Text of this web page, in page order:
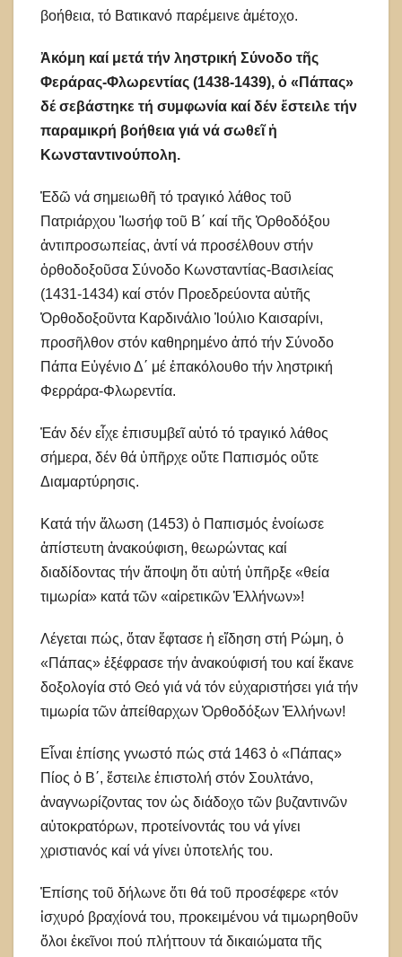
βοήθεια, τό Βατικανό παρέμεινε ἀμέτοχο.
Ἀκόμη καί μετά τήν ληστρική Σύνοδο τῆς
Φεράρας-Φλωρεντίας (1438-1439), ὁ «Πάπας»
δέ σεβάστηκε τή συμφωνία καί δέν ἔστειλε τήν
παραμικρή βοήθεια γιά νά σωθεῖ ἡ
Κωνσταντινούπολη.
Ἐδῶ νά σημειωθῆ τό τραγικό λάθος τοῦ
Πατριάρχου Ἰωσήφ τοῦ Β΄ καί τῆς Ὀρθοδόξου
ἀντιπροσωπείας, ἀντί νά προσέλθουν στήν
ὀρθοδοξοῦσα Σύνοδο Κωνσταντίας-Βασιλείας
(1431-1434) καί στόν Προεδρεύοντα αὐτῆς
Ὀρθοδοξοῦντα Καρδινάλιο Ἰούλιο Καισαρίνι,
προσῆλθον στόν καθηρημένο ἀπό τήν Σύνοδο
Πάπα Εὐγένιο Δ΄ μέ ἐπακόλουθο τήν ληστρική
Φερράρα-Φλωρεντία.
Ἐάν δέν εἶχε ἐπισυμβεῖ αὐτό τό τραγικό λάθος
σήμερα, δέν θά ὑπῆρχε οὔτε Παπισμός οὔτε
Διαμαρτύρησις.
Κατά τήν ἅλωση (1453) ὁ Παπισμός ἐνοίωσε
ἀπίστευτη ἀνακούφιση, θεωρώντας καί
διαδίδοντας τήν ἄποψη ὅτι αὐτή ὑπῆρξε «θεία
τιμωρία» κατά τῶν «αἱρετικῶν Ἑλλήνων»!
Λέγεται πώς, ὅταν ἔφτασε ἡ εἴδηση στή Ρώμη, ὁ
«Πάπας» ἐξέφρασε τήν ἀνακούφισή του καί ἔκανε
δοξολογία στό Θεό γιά νά τόν εὐχαριστήσει γιά τήν
τιμωρία τῶν ἀπείθαρχων Ὀρθοδόξων Ἑλλήνων!
Εἶναι ἐπίσης γνωστό πώς στά 1463 ὁ «Πάπας»
Πίος ὁ B΄, ἔστειλε ἐπιστολή στόν Σουλτάνο,
ἀναγνωρίζοντας τον ὡς διάδοχο τῶν βυζαντινῶν
αὐτοκρατόρων, προτείνοντάς του νά γίνει
χριστιανός καί νά γίνει ὑποτελής του.
Ἐπίσης τοῦ δήλωνε ὅτι θά τοῦ προσέφερε «τόν
ἰσχυρό βραχίονά του, προκειμένου νά τιμωρηθοῦν
ὅλοι ἐκεῖνοι πού πλήττουν τά δικαιώματα τῆς